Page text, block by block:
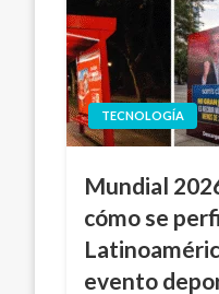
TECNOLOGÍA
Mundial
cómo se
evento